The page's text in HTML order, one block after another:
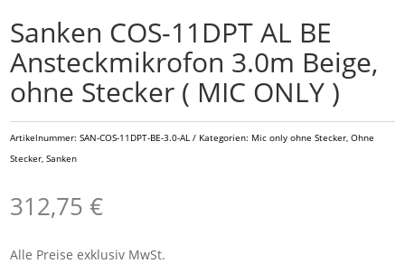
Sanken COS-11DPT AL BE
Ansteckmikrofon 3.0m Beige,
ohne Stecker ( MIC ONLY )
Artikelnummer:SAN-COS-11DPT-BE-3.0-AL Kategorien: Mic only ohne Stecker,Ohne
Stecker,Sanken
312,75€
Alle Preise exklusiv MwSt.